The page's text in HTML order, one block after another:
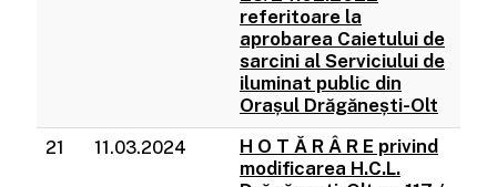
referitoare la
aprobarea Caietului de
sarcini al Serviciului de
iluminat public din
Orașul Drăgănești-Olt
21 11.03.2024
H O T Ă R Â R E privind
modificarea H.C.L.